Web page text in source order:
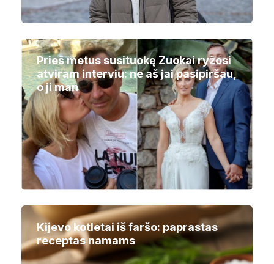
Prieš metus susituokę Zuokai ryžosi
atviram interviu: ne aš jai pasipiršau,
o ji man
Kijevo kotletai iš faršo: paprastas
receptas namams